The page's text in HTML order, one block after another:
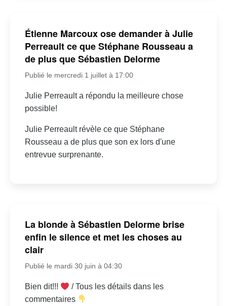
Étienne Marcoux ose demander à Julie
Perreault ce que Stéphane Rousseau a
de plus que Sébastien Delorme
Publié le mercredi 1 juillet à 17:00
Julie Perreault a répondu la meilleure chose
possible!
Julie Perreault révèle ce que Stéphane
Rousseau a de plus que son ex lors d'une
entrevue surprenante.
La blonde à Sébastien Delorme brise
enfin le silence et met les choses au
clair
Publié le mardi 30 juin à 04:30
Bien dit!!!
/ Tous les détails dans les
commentaires